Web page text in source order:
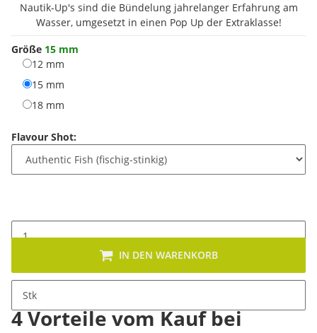
Nautik-Up's sind die Bündelung jahrelanger Erfahrung am
Wasser, umgesetzt in einen Pop Up der Extraklasse!
Größe 15 mm
12 mm
15 mm
18 mm
Flavour Shot:
Stk
IN DEN WARENKORB
4 Vorteile vom Kauf bei